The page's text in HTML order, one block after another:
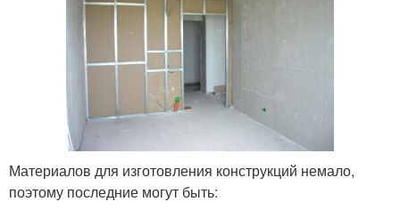
Материалов для изготовления конструкций немало,
поэтому последние могут быть: